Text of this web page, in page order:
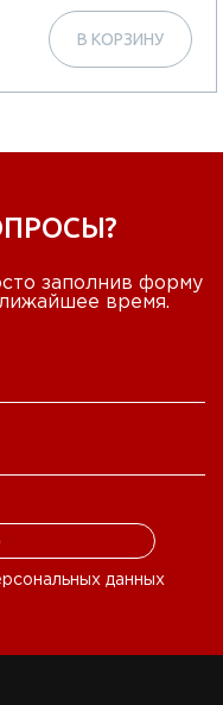
В КОРЗИНУ
заполнив форму
время.
данных